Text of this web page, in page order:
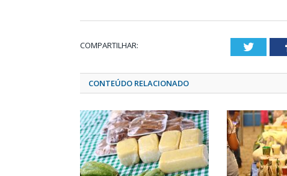
COMPARTILHAR:
CONTEÚDO RELACIONADO